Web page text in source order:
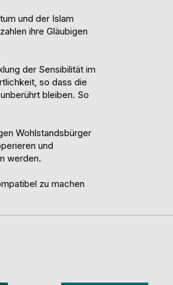
und der Islam
ihre Gläubigen
der Sensibilität im
so dass die
bleiben. So
Wohlstandsbürger
und
werden.
zu machen